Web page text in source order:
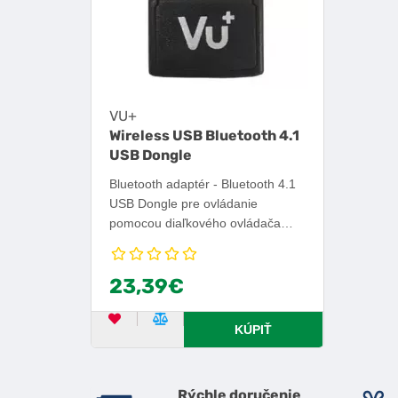
VU+
Wireless USB Bluetooth 4.1
USB Dongle
Bluetooth adaptér - Bluetooth 4.1
USB Dongle pre ovládanie
pomocou diaľkového ovládača
23,39€
OBĽÚBENÝ PRODUKT
POROVNAŤ PRODUKT
KÚPIŤ